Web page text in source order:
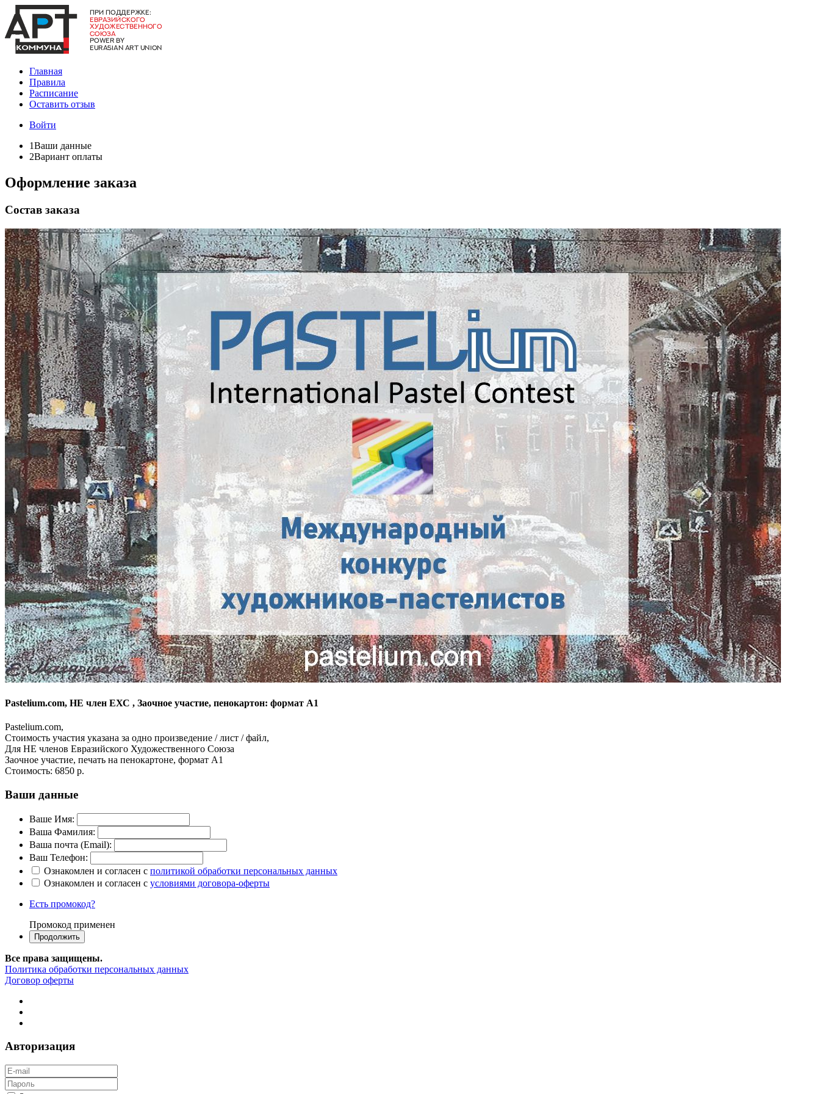
Главная
Правила
Расписание
Оставить отзыв
Войти
1Ваши данные
2Вариант оплаты
Оформление заказа
Состав заказа
Pastelium.com, НЕ член ЕХС , Заочное участие, пенокартон: формат А1
Pastelium.com,
Стоимость участия указана за одно произведение / лист / файл,
Для НЕ членов Евразийского Художественного Союза
Заочное участие, печать на пенокартоне, формат А1
Стоимость: 6850 р.
Ваши данные
Ваше Имя:
Ваша Фамилия:
Ваша почта (Email):
Ваш Телефон:
Ознакомлен и согласен с политикой обработки персональных данных
Ознакомлен и согласен с условиями договора-оферты
Есть промокод?
Промокод применен
Все права защищены.
Политика обработки персональных данных
Договор оферты
Авторизация